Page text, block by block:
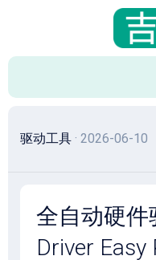
容
驱动工具 · 2026-06-10
全自动硬件
Driver Easy